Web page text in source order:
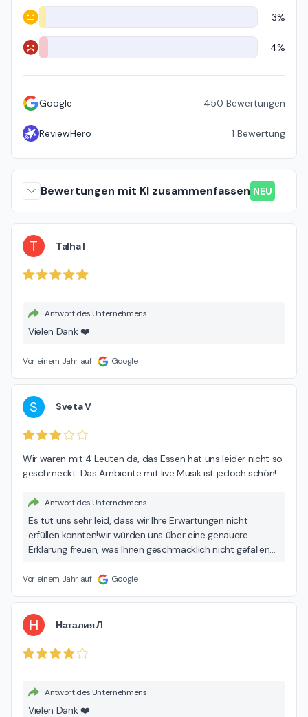
Neutral 3%
Negativ 4%
Google 450 Bewertungen
ReviewHero 1 Bewertung
Bewertungen mit KI zusammenfassen NEU
T Talha I
Antwort des Unternehmens
Vielen Dank ❤️
Vor einem Jahr auf Google
S Sveta V
Wir waren mit 4 Leuten da, das Essen hat uns leider nicht so
geschmeckt. Das Ambiente mit live Musik ist jedoch schön!
Antwort des Unternehmens
Es tut uns sehr leid, dass wir Ihre Erwartungen nicht
erfüllen konnten!wir würden uns über eine genauere
Erklärung freuen, was Ihnen geschmacklich nicht gefallen
Chance geben!❤️
Vor einem Jahr auf Google
Н Наталия Л
Antwort des Unternehmens
Vielen Dank ❤️